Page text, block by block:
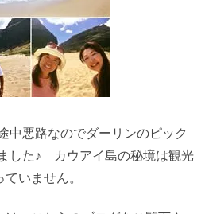
中悪路なのでダーリンのピック
した♪ カウアイ島の秘境は観光
いません。